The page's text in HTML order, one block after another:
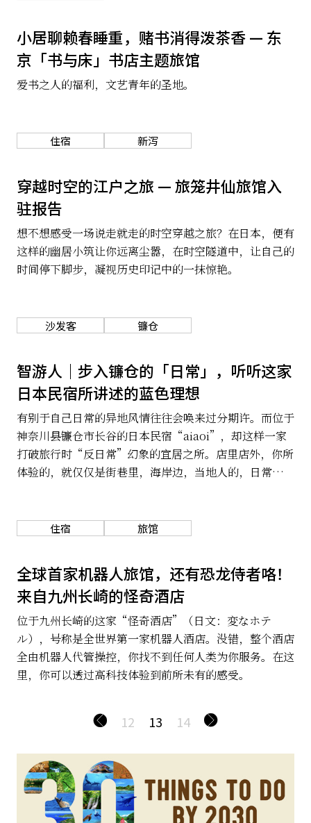
小居聊赖春睡重，赌书消得泼茶香 — 东
京「书与床」书店主题旅馆
爱书之人的福利，文艺青年的圣地。
住宿 新泻
穿越时空的江户之旅 — 旅笼井仙旅馆入
驻报告
想不想感受一场说走就走的时空穿越之旅？在日本，便有
这样的幽居小筑让你远离尘嚣，在时空隧道中，让自己的
时间停下脚步，凝视历史印记中的一抹惊艳。
沙发客 镰仓
智游人｜步入镰仓的「日常」，听听这家
日本民宿所讲述的蓝色理想
有别于自己日常的异地风情往往会唤来过分期许。而位于
神奈川县镰仓市长谷的日本民宿“aiaoi”，却这样一家
打破旅行时“反日常”幻象的宜居之所。店里店外，你所
体验的，就仅仅是街巷里，海岸边，当地人的，日常。从
歇脚。日本民宿的好，或许全来自与日常。
住宿 旅馆
全球首家机器人旅馆，还有恐龙侍者咯！
来自九州长崎的怪奇酒店
位于九州长崎的这家“怪奇酒店”（日文：変なホテ
ル），号称是全世界第一家机器人酒店。没错，整个酒店
全由机器人代管操控，你找不到任何人类为你服务。在这
里，你可以透过高科技体验到前所未有的感受。
12 13 14